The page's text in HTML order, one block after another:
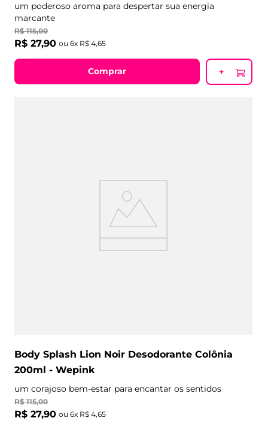
um poderoso aroma para despertar sua energia
marcante
R$ 115,00
R$ 27,90 ou 6x R$ 4,65
Comprar +
Body Splash Lion Noir Desodorante Colônia
200ml - Wepink
um corajoso bem-estar para encantar os sentidos
R$ 115,00
R$ 27,90 ou 6x R$ 4,65